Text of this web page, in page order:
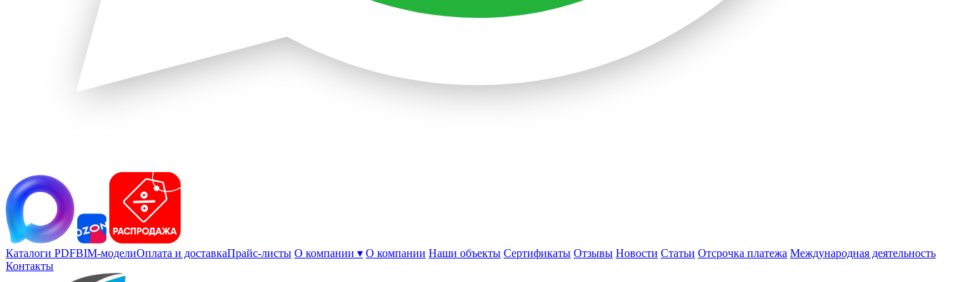
Каталоги PDFBIM-моделиОплата и доставкаПрайс-листы О компании ▾ О компании Наши объекты Сертификаты Отзывы Новости Статьи Отсрочка платежа Международная деятельность
Контакты